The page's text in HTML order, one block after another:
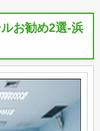
お勧め2選-浜